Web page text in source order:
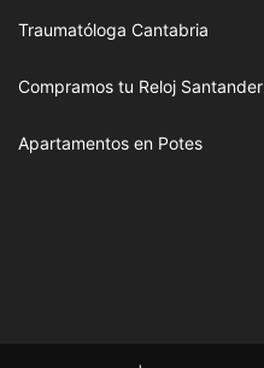
Traumatóloga Cantabria
Compramos tu Reloj Santander
Apartamentos en Potes